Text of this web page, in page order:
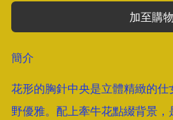
加至購
簡介
花形的胸針中央是立體精緻的
野優雅。配上牽牛花點綴背景，